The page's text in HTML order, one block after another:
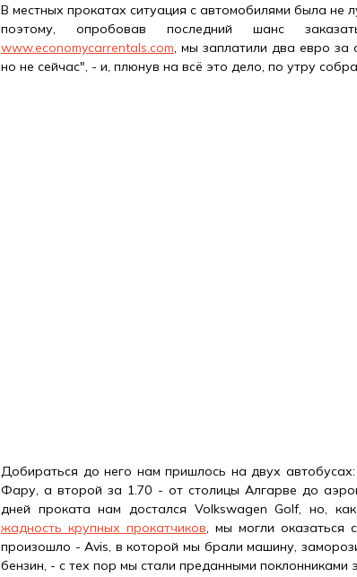
В местных прокатах ситуация с автомобилями была не
поэтому, опробовав последний шанс
www.economycarrentals.com, мы заплатили два евро за
но не сейчас", - и, плюнув на всё это дело, по утру
Добираться до него нам пришлось на двух
Фару, а второй за 1.70 - от столицы Алгарве до
дней проката нам достался Volkswagen Golf, но,
жадность крупных прокатчиков, мы могли оказаться
произошло - Avis, в которой мы брали машину,
бензин, - с тех пор мы стали преданными поклонниками